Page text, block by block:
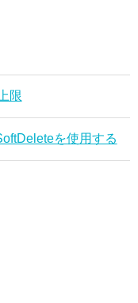
限
を使用する